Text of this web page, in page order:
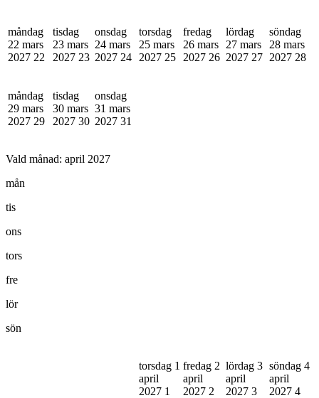
måndag
22 mars
2027 22
tisdag
23 mars
2027 23
onsdag
24 mars
2027 24
torsdag
25 mars
2027 25
fredag
26 mars
2027 26
lördag
27 mars
2027 27
söndag
28 mars
2027 28
måndag
29 mars
2027 29
tisdag
30 mars
2027 30
onsdag
31 mars
2027 31
Vald månad: april 2027
mån
tis
ons
tors
fre
lör
sön
torsdag 1
april
2027 1
fredag 2
april
2027 2
lördag 3
april
2027 3
söndag 4
april
2027 4